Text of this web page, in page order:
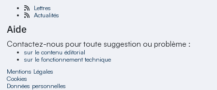
Lettres
Actualités
Aide
Contactez-nous pour toute suggestion ou problème :
sur le contenu éditorial
sur le fonctionnement technique
Mentions Légales
Cookies
Données personnelles